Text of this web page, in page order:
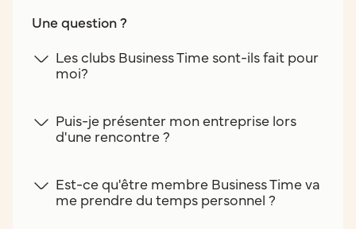
Une question ?
Les clubs Business Time sont-ils fait pour
moi?
Puis-je présenter mon entreprise lors
d'une rencontre ?
Est-ce qu'être membre Business Time va
me prendre du temps personnel ?